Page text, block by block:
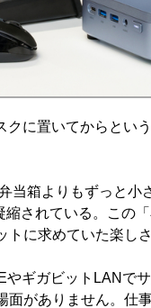
に置いてからとい
当箱よりもずっと小
縮されている。この
トに求めていた楽し
ギガビットLANで
面がありません。仕